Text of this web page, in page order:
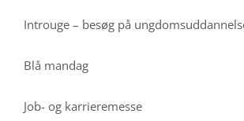
Introuge – besøg på
Blå mandag
Job- og karrieremesse